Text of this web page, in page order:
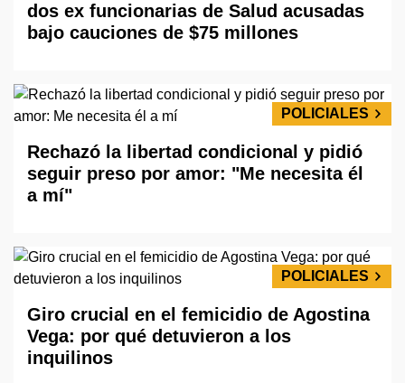
dos ex funcionarias de Salud acusadas
bajo cauciones de $75 millones
POLICIALES
Rechazó la libertad condicional y pidió
seguir preso por amor: "Me necesita él
a mí"
POLICIALES
Giro crucial en el femicidio de Agostina
Vega: por qué detuvieron a los
inquilinos